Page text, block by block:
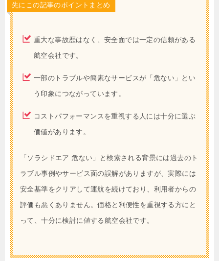
先にこの記事のポイントまとめ
重大な事故歴はなく、安全面では一定の信頼がある
航空会社です。
一部のトラブルや簡素なサービスが「危ない」とい
う印象につながっています。
コストパフォーマンスを重視する人には十分に選ぶ
価値があります。
「ソラシドエア 危ない」と検索される背景には過去のト
ラブル事例やサービス面の誤解がありますが、実際には
安全基準をクリアして運航を続けており、利用者からの
評価も悪くありません。価格と利便性を重視する方にと
って、十分に検討に値する航空会社です。